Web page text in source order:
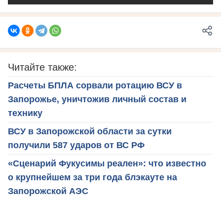
Читайте также:
Расчеты БПЛА сорвали ротацию ВСУ в
Запорожье, уничтожив личный состав и
технику
ВСУ в Запорожской области за сутки
получили 587 ударов от ВС РФ
«Сценарий Фукусимы реален»: что известно
о крупнейшем за три года блэкауте на
Запорожской АЭС